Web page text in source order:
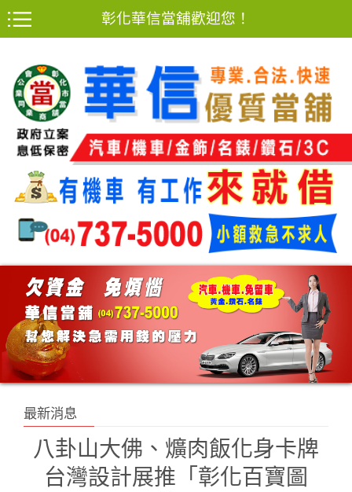
彰化華信當舖歡迎您！
最新消息
八卦山大佛、爌肉飯化身卡牌
台灣設計展推「彰化百寶圖